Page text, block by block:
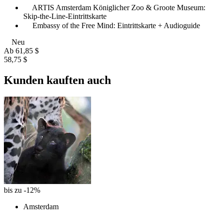
ARTIS Amsterdam Königlicher Zoo & Groote Museum:
Skip-the-Line-Eintrittskarte
Embassy of the Free Mind: Eintrittskarte + Audioguide
Neu
Ab 61,85 $
58,75 $
Kunden kauften auch
bis zu -12%
Amsterdam